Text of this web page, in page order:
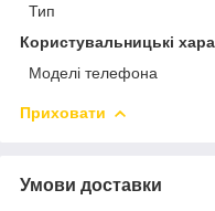
Тип
Користувальницькі
Моделі телефона
Приховати
Умови доставки